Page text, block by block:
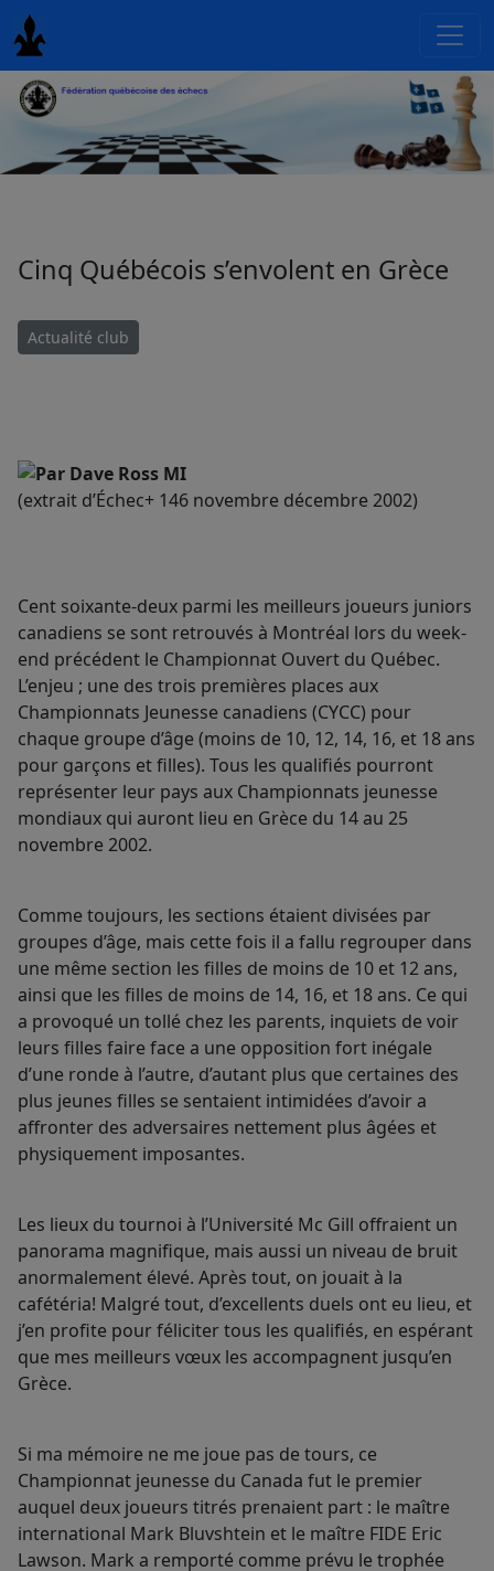
Cinq Québécois s’envolent en Grèce
Actualité club
Par Dave Ross MI
(extrait d’Échec+ 146 novembre décembre 2002)
Cent soixante-deux parmi les meilleurs joueurs juniors
canadiens se sont retrouvés à Montréal lors du week-
end précédent le Championnat Ouvert du Québec.
L’enjeu ; une des trois premières places aux
Championnats Jeunesse canadiens (CYCC) pour
chaque groupe d’âge (moins de 10, 12, 14, 16, et 18 ans
pour garçons et filles). Tous les qualifiés pourront
représenter leur pays aux Championnats jeunesse
mondiaux qui auront lieu en Grèce du 14 au 25
novembre 2002.
Comme toujours, les sections étaient divisées par
groupes d’âge, mais cette fois il a fallu regrouper dans
une même section les filles de moins de 10 et 12 ans,
ainsi que les filles de moins de 14, 16, et 18 ans. Ce qui
a provoqué un tollé chez les parents, inquiets de voir
leurs filles faire face a une opposition fort inégale
d’une ronde à l’autre, d’autant plus que certaines des
plus jeunes filles se sentaient intimidées d’avoir a
affronter des adversaires nettement plus âgées et
physiquement imposantes.
Les lieux du tournoi à l’Université Mc Gill offraient un
panorama magnifique, mais aussi un niveau de bruit
anormalement élevé. Après tout, on jouait à la
cafétéria! Malgré tout, d’excellents duels ont eu lieu, et
j’en profite pour féliciter tous les qualifiés, en espérant
que mes meilleurs vœux les accompagnent jusqu’en
Grèce.
Si ma mémoire ne me joue pas de tours, ce
Championnat jeunesse du Canada fut le premier
auquel deux joueurs titrés prenaient part : le maître
international Mark Bluvshtein et le maître FIDE Eric
Lawson. Mark a remporté comme prévu le trophée